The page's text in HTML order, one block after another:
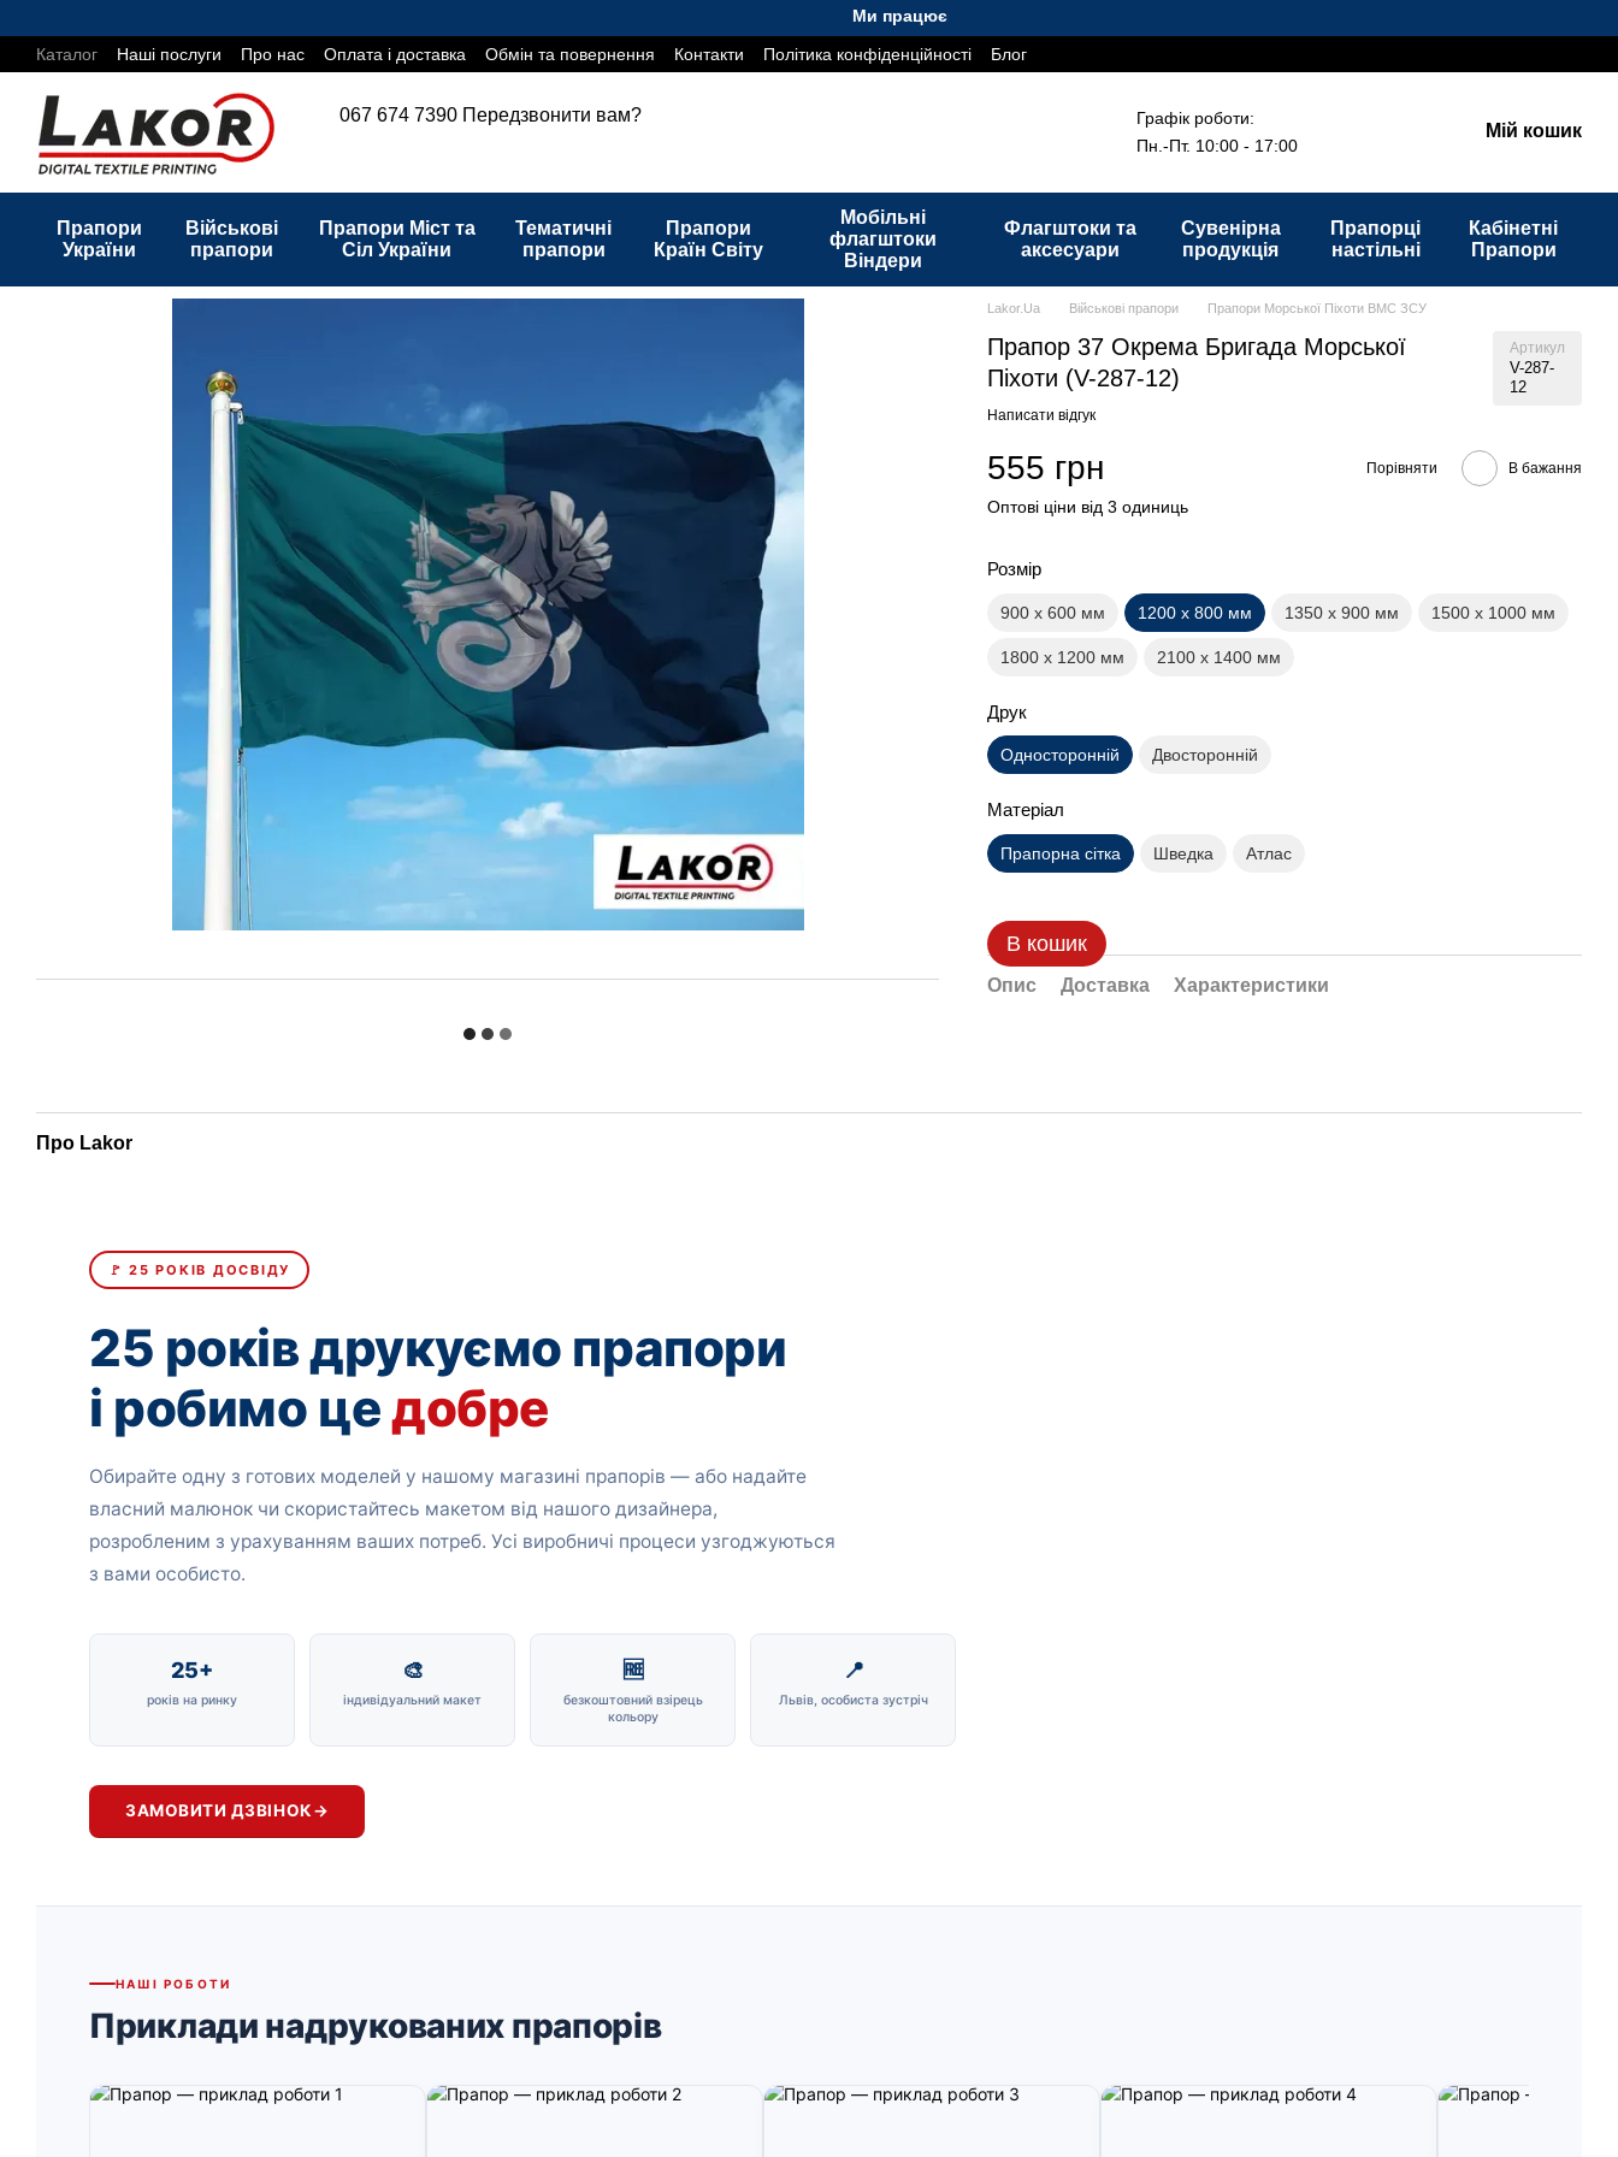
Ми працюємо. Все буде Україна!
Каталог
Наші послуги Про нас Оплата і доставка Обмін та повернення Контакти Політика конфіденційності Блог
067 674 7390 Передзвонити вам?
Графік роботи:
Пн.-Пт. 10:00 - 17:00
Мій кошик
Прапори
України
Військові
прапори
Прапори Міст та
Сіл України
Тематичні
прапори
Прапори
Країн Світу
Мобільні
флагштоки
Віндери
Флагштоки та
аксесуари
Сувенірна
продукція
Прапорці
настільні
Кабінетні
Прапори
Lakor.Ua Військові прапори Прапори Морської Піхоти ВМС ЗСУ
Прапор 37 Окрема Бригада Морської
Піхоти (V-287-12)
Артикул
V-287-
12
Написати відгук
555 грн Порівняти В бажання
Оптові ціни від 3 одиниць
Розмір
900 х 600 мм 1200 х 800 мм 1350 х 900 мм 1500 х 1000 мм
1800 х 1200 мм 2100 х 1400 мм
Друк
Односторонній Двосторонній
Матеріал
Прапорна сітка Шведка Атлас
В кошик
Опис Доставка Характеристики
Про Lakor
🚩 25 РОКІВ ДОСВІДУ
25 років друкуємо прапори
і робимо цедобре
Обирайте одну з готових моделей у нашому магазині прапорів — або надайте
власний малюнок чи скористайтесь макетом від нашого дизайнера,
розробленим з урахуванням ваших потреб. Усі виробничі процеси узгоджуються
з вами особисто.
25+
років на ринку
🎨
індивідуальний макет
🆓
безкоштовний взірець
кольору
📍
Львів, особиста зустріч
ЗАМОВИТИ ДЗВІНОК→
НАШІ РОБОТИ
Приклади надрукованих прапорів